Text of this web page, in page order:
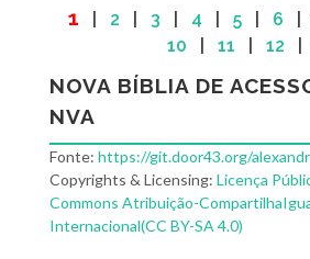
1 2 3 4 5| 6
10
11 12
NOVA BÍBLIA DE
NVA
Fonte: https://git.door43.org/
Copyrights & Licensing: Licença
Commons Atribuição-
Internacional(CC BY-SA 4.0)